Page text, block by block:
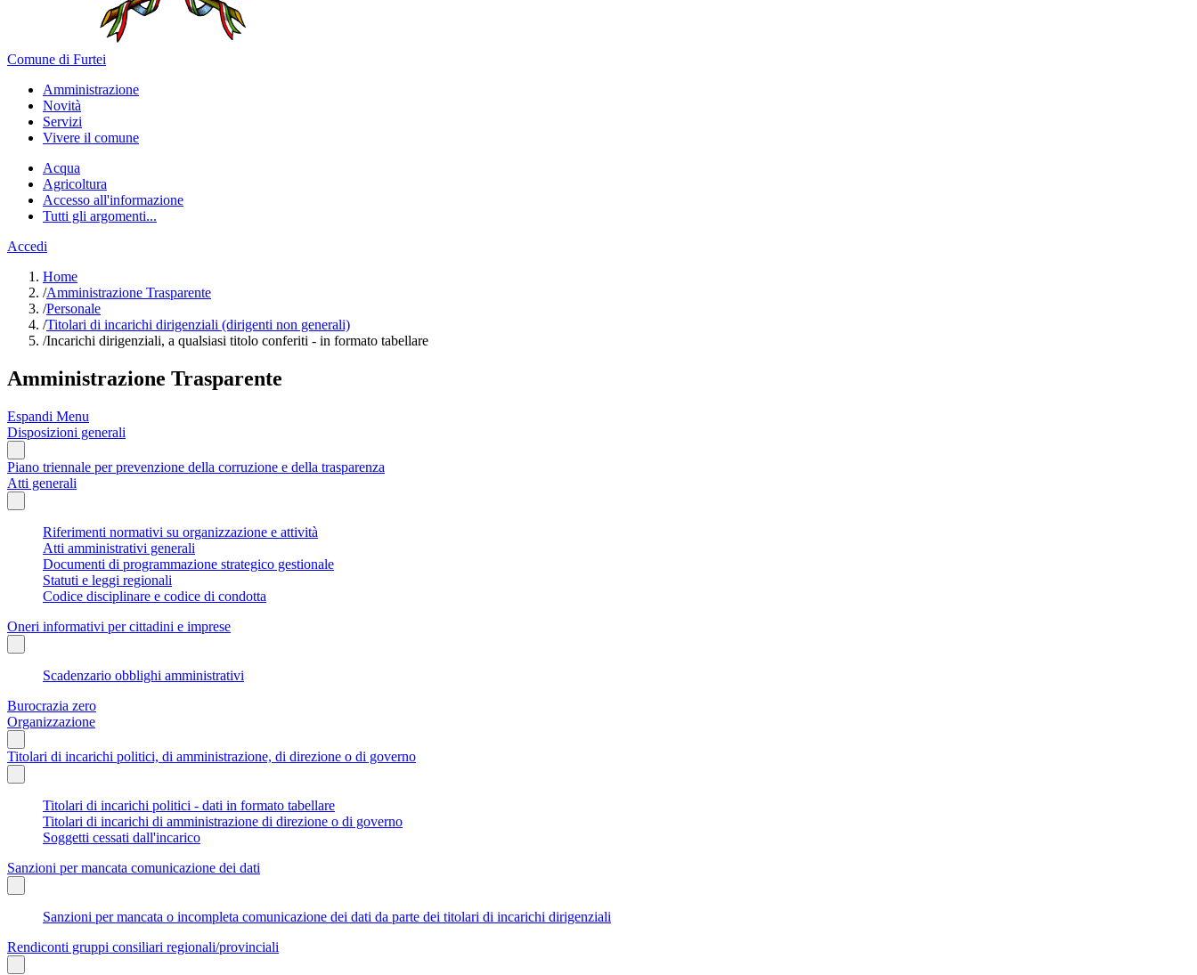
Comune di Furtei
Amministrazione
Novità
Servizi
Vivere il comune
Acqua
Agricoltura
Accesso all'informazione
Tutti gli argomenti...
Accedi
Home
/Amministrazione Trasparente
/Personale
/Titolari di incarichi dirigenziali (dirigenti non generali)
/Incarichi dirigenziali, a qualsiasi titolo conferiti - in formato tabellare
Amministrazione Trasparente
Espandi Menu
Disposizioni generali
Piano triennale per prevenzione della corruzione e della trasparenza
Atti generali
Riferimenti normativi su organizzazione e attività
Atti amministrativi generali
Documenti di programmazione strategico gestionale
Statuti e leggi regionali
Codice disciplinare e codice di condotta
Oneri informativi per cittadini e imprese
Scadenzario obblighi amministrativi
Burocrazia zero
Organizzazione
Titolari di incarichi politici, di amministrazione, di direzione o di governo
Titolari di incarichi politici - dati in formato tabellare
Titolari di incarichi di amministrazione di direzione o di governo
Soggetti cessati dall'incarico
Sanzioni per mancata comunicazione dei dati
Sanzioni per mancata o incompleta comunicazione dei dati da parte dei titolari di incarichi dirigenziali
Rendiconti gruppi consiliari regionali/provinciali